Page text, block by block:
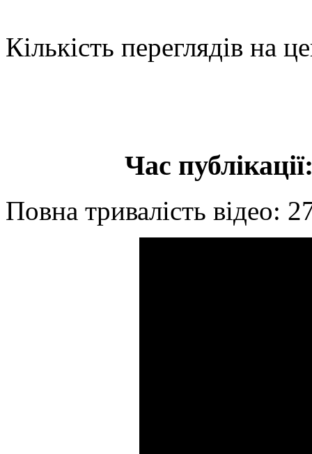
Кількість переглядів на
Час
Повна тривалість відео: